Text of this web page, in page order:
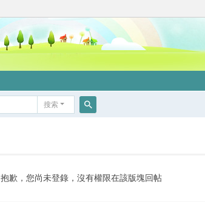
搜索
抱歉，您尚未登錄，沒有權限在該版塊回帖